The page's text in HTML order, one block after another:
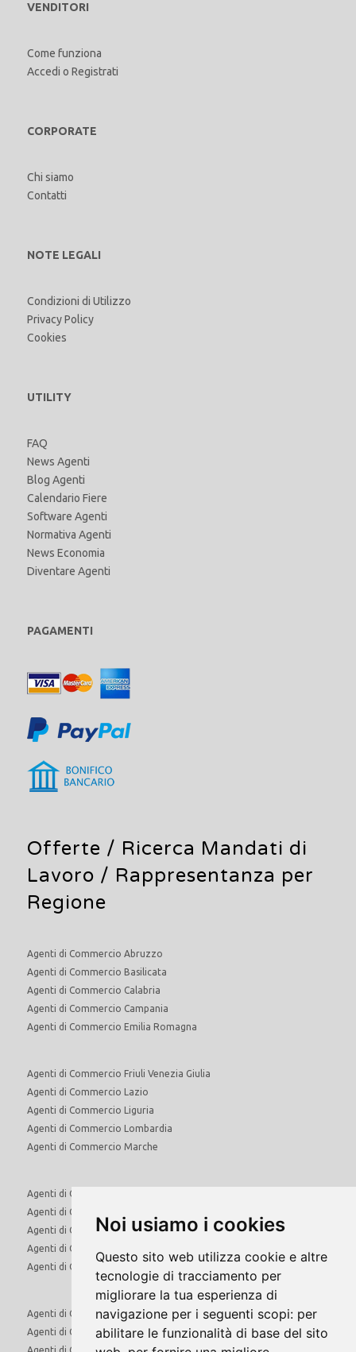
Noi usiamo i cookies
Questo sito web utilizza cookie e altre
tecnologie di tracciamento per
migliorare la tua esperienza di
navigazione per i seguenti scopi: per
abilitare le funzionalità di base del sito
VENDITORI
Come funziona
Accedi o Registrati
CORPORATE
Chi siamo
Contatti
NOTE LEGALI
Condizioni di Utilizzo
Privacy Policy
Cookies
UTILITY
FAQ
News Agenti
Blog Agenti
Calendario Fiere
Software Agenti
Normativa Agenti
News Economia
Diventare Agenti
PAGAMENTI
Offerte / Ricerca Mandati di
Lavoro / Rappresentanza per
Regione
Agenti di Commercio Abruzzo
Agenti di Commercio Basilicata
Agenti di Commercio Calabria
Agenti di Commercio Campania
Agenti di Commercio Emilia Romagna
Agenti di Commercio Friuli Venezia Giulia
Agenti di Commercio Lazio
Agenti di Commercio Liguria
Agenti di Commercio Lombardia
Agenti di Commercio Marche
Agenti di Commercio Molise
Agenti di Commercio Piemonte
Agenti di Commercio Puglia
Agenti di Commercio Sardegna
Agenti di Commercio Sicilia
Agenti di Commercio Toscana
Agenti di Commercio Trentino Alto Adige